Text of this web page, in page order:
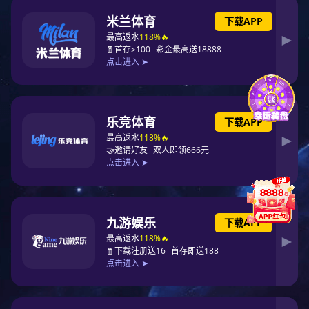
FATAL ERROR:
./plugins/webvr.xml - xml parsing failed!